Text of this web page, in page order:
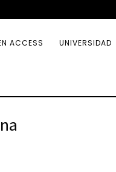
ACCESS UNIVERSIDAD